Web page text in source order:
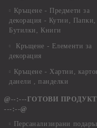
Кръщене - Предмети за
декорация - Кутии, Папки,
Бутилки, Книги
Кръщене - Елементи за
декорация
Кръщене - Хартии,
данели , панделки
@--:---ГОТОВИ
---:--@
Персанализирани